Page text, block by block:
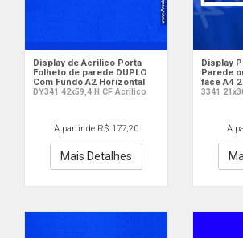
Display de Acrilico Porta
Folheto de parede DUPLO
Com Fundo A2 Horizontal
DY341 42x59,4 H CF Acrilico
A partir de R$ 177,20
Mais Detalhes
Display
Parede
face A4
3341
A